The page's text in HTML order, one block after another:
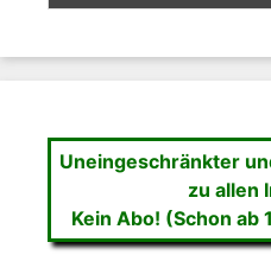
Uneingeschränkter
zu allen
Kein Abo! (Schon ab